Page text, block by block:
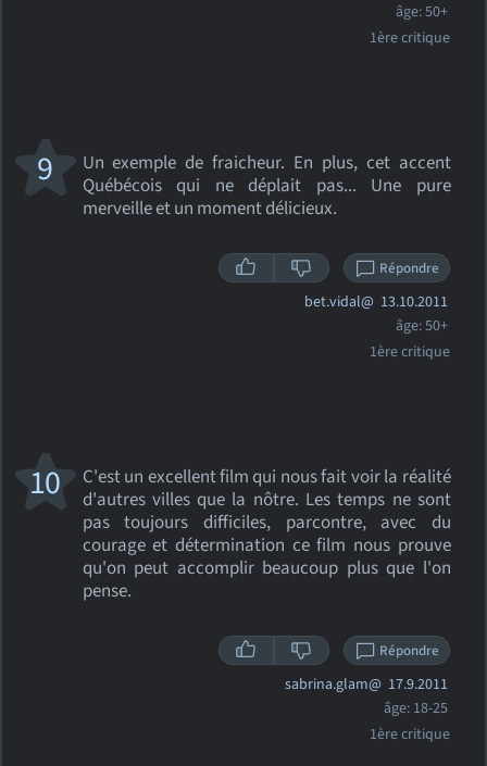
âge: 50+
1ère critique
Un exemple de fraicheur. En plus, cet accent
Québécois qui ne déplait pas... Une pure
merveille et un moment délicieux.
9
Répondre
bet.vidal@ 13.10.2011
âge: 50+
1ère critique
C'est un excellent film qui nous fait voir la réalité
d'autres villes que la nôtre. Les temps ne sont
pas toujours difficiles, parcontre, avec du
courage et détermination ce film nous prouve
qu'on peut accomplir beaucoup plus que l'on
pense.
10
Répondre
sabrina.glam@ 17.9.2011
âge: 18-25
1ère critique